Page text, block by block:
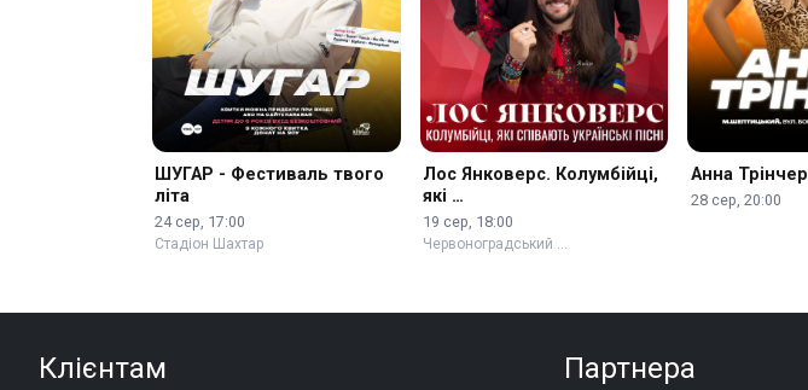
ШУГАР - Фестиваль твого
літа
24 сер, 17:00
Стадіон Шахтар
Лос Янковерс. Колумбійці,
які …
19 сер, 18:00
Червоноградський …
Анна Трінчер
28 сер, 20:00
Клієнтам Партнера